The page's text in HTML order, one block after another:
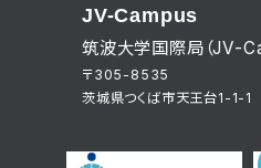
JV-Campus
筑波大学国際局（JV-
〒305-8535
茨城県つくば市天王台1-1-1